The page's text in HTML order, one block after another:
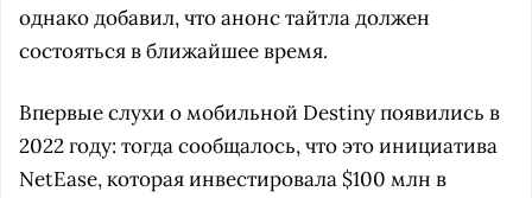
однако добавил, что анонс тайтла должен
состояться в ближайшее время.
Впервые слухи о мобильной Destiny появились в
2022 году: тогда сообщалось, что это инициатива
NetEase, которая инвестировала $100 млн в